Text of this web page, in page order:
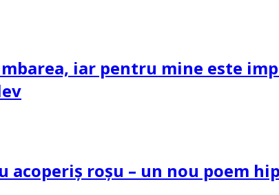
iar pentru mine este
acoperiș roșu – un nou poem